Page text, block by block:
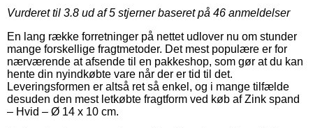
Vurderet til 3.8 ud af 5 stjerner baseret på 46 anmeldelser
En lang række forretninger på nettet udlover nu om stunder
mange forskellige fragtmetoder. Det mest populære er for
nærværende at afsende til en pakkeshop, som gør at du kan
hente din nyindkøbte vare når der er tid til det.
Leveringsformen er altså ret så enkel, og i mange tilfælde
desuden den mest letkøbte fragtform ved køb af Zink spand
– Hvid – Ø 14 x 10 cm.